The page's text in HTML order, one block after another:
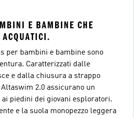
E BAMBINE CHE
per bambini e bambine sono
Caratterizzati dalle
e dalla chiusura a strappo
2.0 assicurano un
piedini dei giovani esploratori.
e la suola monopezzo leggera